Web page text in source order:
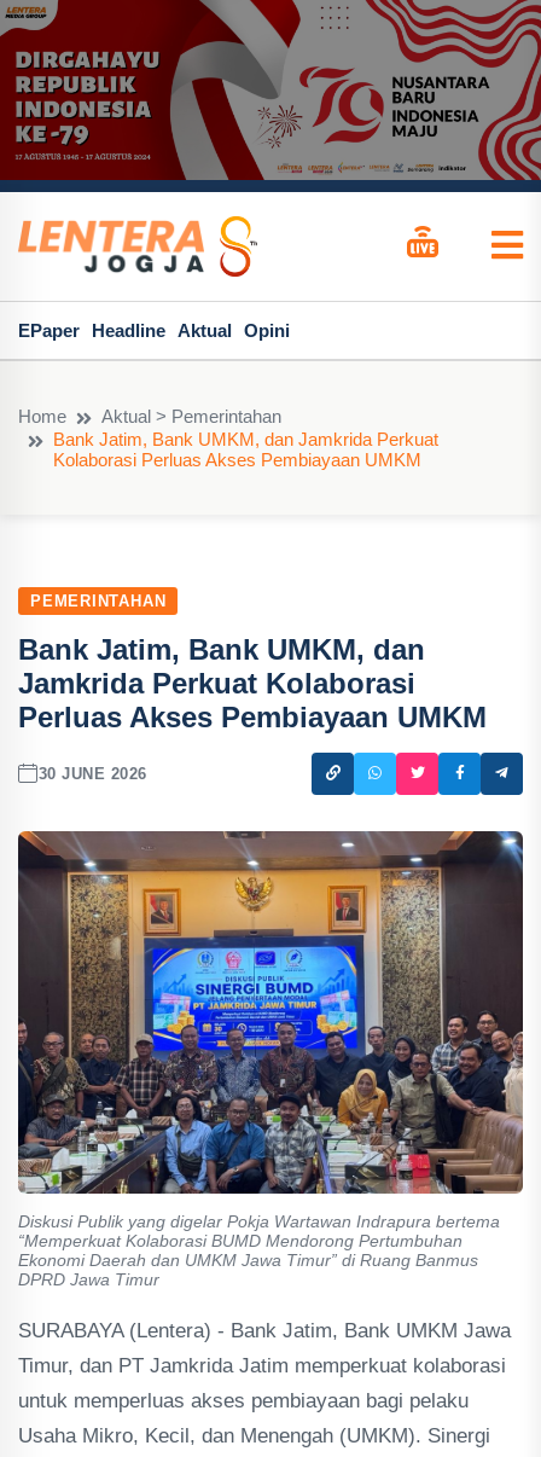
EPaper Headline Aktual Opini
Home
Aktual > Pemerintahan
Bank Jatim, Bank UMKM, dan Jamkrida Perkuat
Kolaborasi Perluas Akses Pembiayaan UMKM
PEMERINTAHAN
Bank Jatim, Bank UMKM, dan
Jamkrida Perkuat Kolaborasi
Perluas Akses Pembiayaan UMKM
30 JUNE 2026
Diskusi Publik yang digelar Pokja Wartawan Indrapura bertema
“Memperkuat Kolaborasi BUMD Mendorong Pertumbuhan
Ekonomi Daerah dan UMKM Jawa Timur” di Ruang Banmus
DPRD Jawa Timur
SURABAYA (Lentera) - Bank Jatim, Bank UMKM Jawa
Timur, dan PT Jamkrida Jatim memperkuat kolaborasi
untuk memperluas akses pembiayaan bagi pelaku
Usaha Mikro, Kecil, dan Menengah (UMKM). Sinergi